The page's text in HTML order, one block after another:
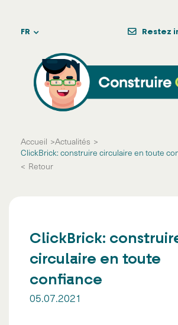
Restez
FR
Accueil
Actualités
ClickBrick: construire circulaire en toute
Retour
ClickBrick:
circulaire en toute
confiance
05.07.2021